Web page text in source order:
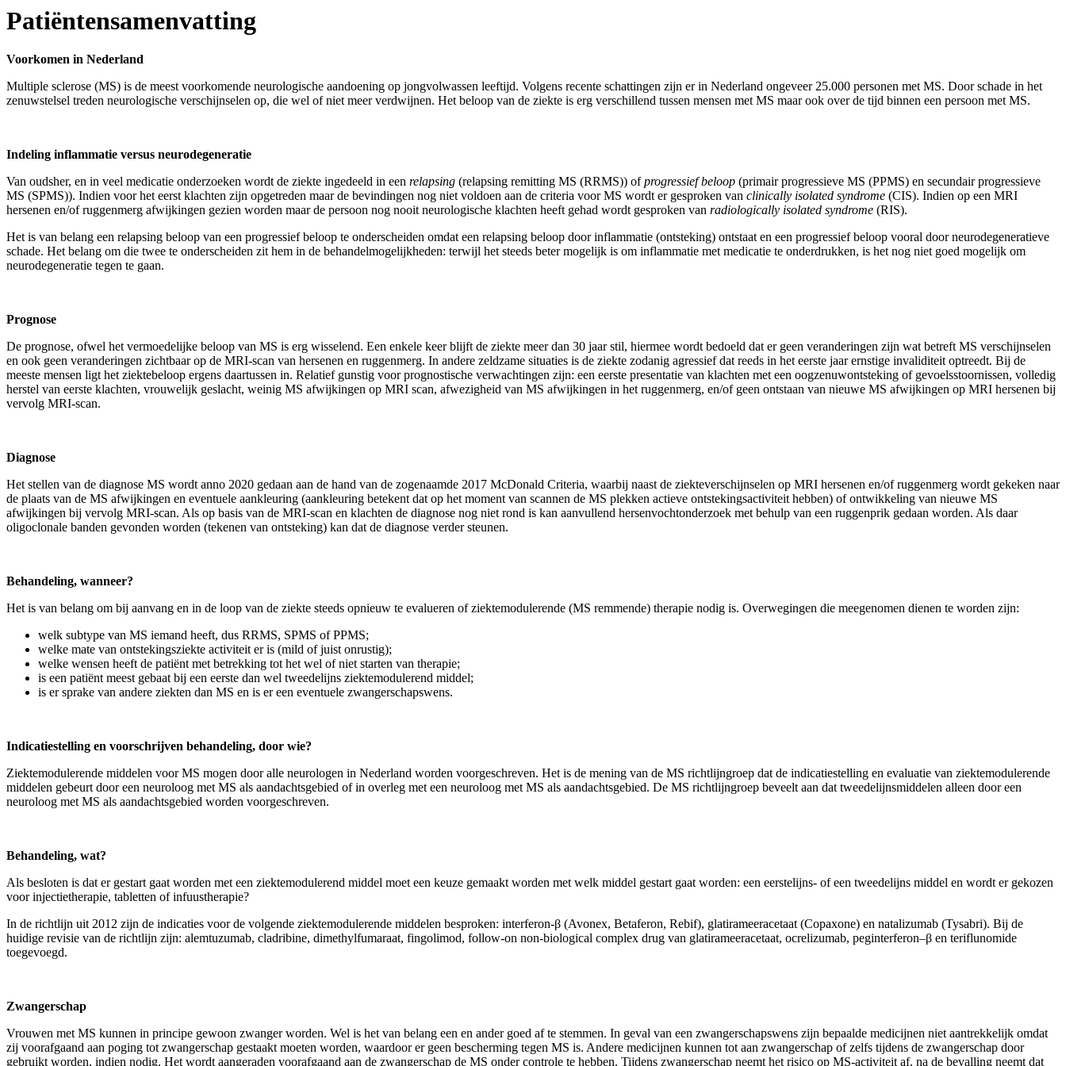
Patiëntensamenvatting
Voorkomen in Nederland
Multiple sclerose (MS) is de meest voorkomende neurologische aandoening op jongvolwassen leeftijd. Volgens recente schattingen zijn er in Nederland ongeveer 25.000 personen met MS. Door schade in het
zenuwstelsel treden neurologische verschijnselen op, die wel of niet meer verdwijnen. Het beloop van de ziekte is erg verschillend tussen mensen met MS maar ook over de tijd binnen een persoon met MS.
Indeling inflammatie versus neurodegeneratie
Van oudsher, en in veel medicatie onderzoeken wordt de ziekte ingedeeld in een relapsing (relapsing remitting MS (RRMS)) ofprogressief beloop (primair progressieve MS (PPMS) en secundair progressieve
MS (SPMS)). Indien voor het eerst klachten zijn opgetreden maar de bevindingen nog niet voldoen aan de criteria voor MS wordt er gesproken van clinically isolated syndrome (CIS). Indien op een MRI
hersenen en/of ruggenmerg afwijkingen gezien worden maar de persoon nog nooit neurologische klachten heeft gehad wordt gesproken van radiologically isolated syndrome (RIS).
Het is van belang een relapsing beloop van een progressief beloop te onderscheiden omdat een relapsing beloop door inflammatie (ontsteking) ontstaat en een progressief beloop vooral door neurodegeneratieve
schade. Het belang om die twee te onderscheiden zit hem in de behandelmogelijkheden: terwijl het steeds beter mogelijk is om inflammatie met medicatie te onderdrukken, is het nog niet goed mogelijk om
neurodegeneratie tegen te gaan.
Prognose
De prognose, ofwel het vermoedelijke beloop van MS is erg wisselend. Een enkele keer blijft de ziekte meer dan 30 jaar stil, hiermee wordt bedoeld dat er geen veranderingen zijn wat betreft MS verschijnselen
en ook geen veranderingen zichtbaar op de MRI-scan van hersenen en ruggenmerg. In andere zeldzame situaties is de ziekte zodanig agressief dat reeds in het eerste jaar ernstige invaliditeit optreedt. Bij de
meeste mensen ligt het ziektebeloop ergens daartussen in. Relatief gunstig voor prognostische verwachtingen zijn: een eerste presentatie van klachten met een oogzenuwontsteking of gevoelsstoornissen, volledig
herstel van eerste klachten, vrouwelijk geslacht, weinig MS afwijkingen op MRI scan, afwezigheid van MS afwijkingen in het ruggenmerg, en/of geen ontstaan van nieuwe MS afwijkingen op MRI hersenen bij
vervolg MRI-scan.
Diagnose
Het stellen van de diagnose MS wordt anno 2020 gedaan aan de hand van de zogenaamde 2017 McDonald Criteria, waarbij naast de ziekteverschijnselen op MRI hersenen en/of ruggenmerg wordt gekeken naar
de plaats van de MS afwijkingen en eventuele aankleuring (aankleuring betekent dat op het moment van scannen de MS plekken actieve ontstekingsactiviteit hebben) of ontwikkeling van nieuwe MS
afwijkingen bij vervolg MRI-scan. Als op basis van de MRI-scan en klachten de diagnose nog niet rond is kan aanvullend hersenvochtonderzoek met behulp van een ruggenprik gedaan worden. Als daar
oligoclonale banden gevonden worden (tekenen van ontsteking) kan dat de diagnose verder steunen.
Behandeling, wanneer?
Het is van belang om bij aanvang en in de loop van de ziekte steeds opnieuw te evalueren of ziektemodulerende (MS remmende) therapie nodig is. Overwegingen die meegenomen dienen te worden zijn:
welk subtype van MS iemand heeft, dus RRMS, SPMS of PPMS;
welke mate van ontstekingsziekte activiteit er is (mild of juist onrustig);
welke wensen heeft de patiënt met betrekking tot het wel of niet starten van therapie;
is een patiënt meest gebaat bij een eerste dan wel tweedelijns ziektemodulerend middel;
is er sprake van andere ziekten dan MS en is er een eventuele zwangerschapswens.
Indicatiestelling en voorschrijven behandeling, door wie?
Ziektemodulerende middelen voor MS mogen door alle neurologen in Nederland worden voorgeschreven. Het is de mening van de MS richtlijngroep dat de indicatiestelling en evaluatie van ziektemodulerende
middelen gebeurt door een neuroloog met MS als aandachtsgebied of in overleg met een neuroloog met MS als aandachtsgebied. De MS richtlijngroep beveelt aan dat tweedelijnsmiddelen alleen door een
neuroloog met MS als aandachtsgebied worden voorgeschreven.
Behandeling, wat?
Als besloten is dat er gestart gaat worden met een ziektemodulerend middel moet een keuze gemaakt worden met welk middel gestart gaat worden: een eerstelijns- of een tweedelijns middel en wordt er gekozen
voor injectietherapie, tabletten of infuustherapie?
In de richtlijn uit 2012 zijn de indicaties voor de volgende ziektemodulerende middelen besproken: interferon-β (Avonex, Betaferon, Rebif), glatirameeracetaat (Copaxone) en natalizumab (Tysabri). Bij de
huidige revisie van de richtlijn zijn: alemtuzumab, cladribine, dimethylfumaraat, fingolimod, follow-on non-biological complex drug van glatirameeracetaat, ocrelizumab, peginterferon–β en teriflunomide
toegevoegd.
Zwangerschap
Vrouwen met MS kunnen in principe gewoon zwanger worden. Wel is het van belang een en ander goed af te stemmen. In geval van een zwangerschapswens zijn bepaalde medicijnen niet aantrekkelijk omdat
zij voorafgaand aan poging tot zwangerschap gestaakt moeten worden, waardoor er geen bescherming tegen MS is. Andere medicijnen kunnen tot aan zwangerschap of zelfs tijdens de zwangerschap door
gebruikt worden, indien nodig. Het wordt aangeraden voorafgaand aan de zwangerschap de MS onder controle te hebben. Tijdens zwangerschap neemt het risico op MS-activiteit af, na de bevalling neemt dat